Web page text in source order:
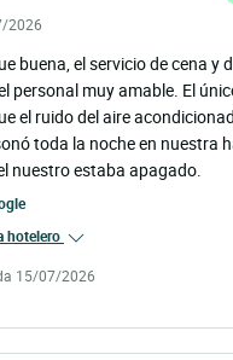
2026
buena, el servicio de cena y
personal muy amable. El
el ruido del aire
toda la noche en nuestra
nuestro estaba apagado.
hotelero
15/07/2026